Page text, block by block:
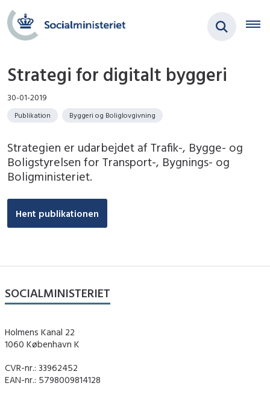
Strategi for digitalt byggeri
30-01-2019
Publikation Byggeri og Boliglovgivning
Strategien er udarbejdet af Trafik-, Bygge- og
Boligstyrelsen for Transport-, Bygnings- og
Boligministeriet.
Hent publikationen
SOCIALMINISTERIET
Holmens Kanal 22
1060 København K
CVR-nr.: 33962452
EAN-nr.: 5798009814128